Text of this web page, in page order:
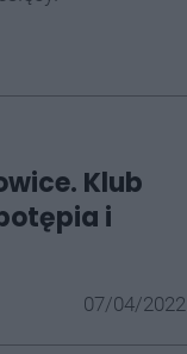
Klub
i
07/04/2022